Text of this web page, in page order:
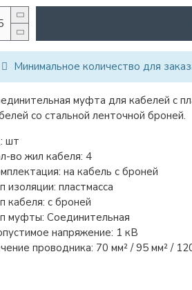
Минимальное количество для
муфта для кабелей с
со стальной ленточной броней.
шт
во жил кабеля: 4
на кабель с броней
изоляции: пластмасса
кабеля: с броней
муфты: Соединительная
напряжение: 1 кВ
проводника: 70 мм² / 95 мм² /